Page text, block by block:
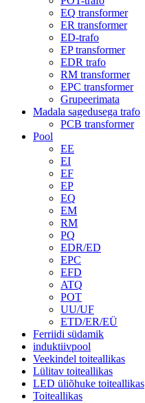
EQ transformer
ER transformer
ED-trafo
EP transformer
EDR trafo
RM transformer
EPC transformer
Grupeerimata
Madala sagedusega trafo
PCB transformer
Pool
EE
EI
EF
EP
EQ
EM
RM
PQ
EDR/ED
EPC
EFD
ATQ
POT
UU/UF
ETD/ER/EÜ
Ferriidi südamik
induktiivpool
Veekindel toiteallikas
Lülitav toiteallikas
LED üliõhuke toiteallikas
Toiteallikas